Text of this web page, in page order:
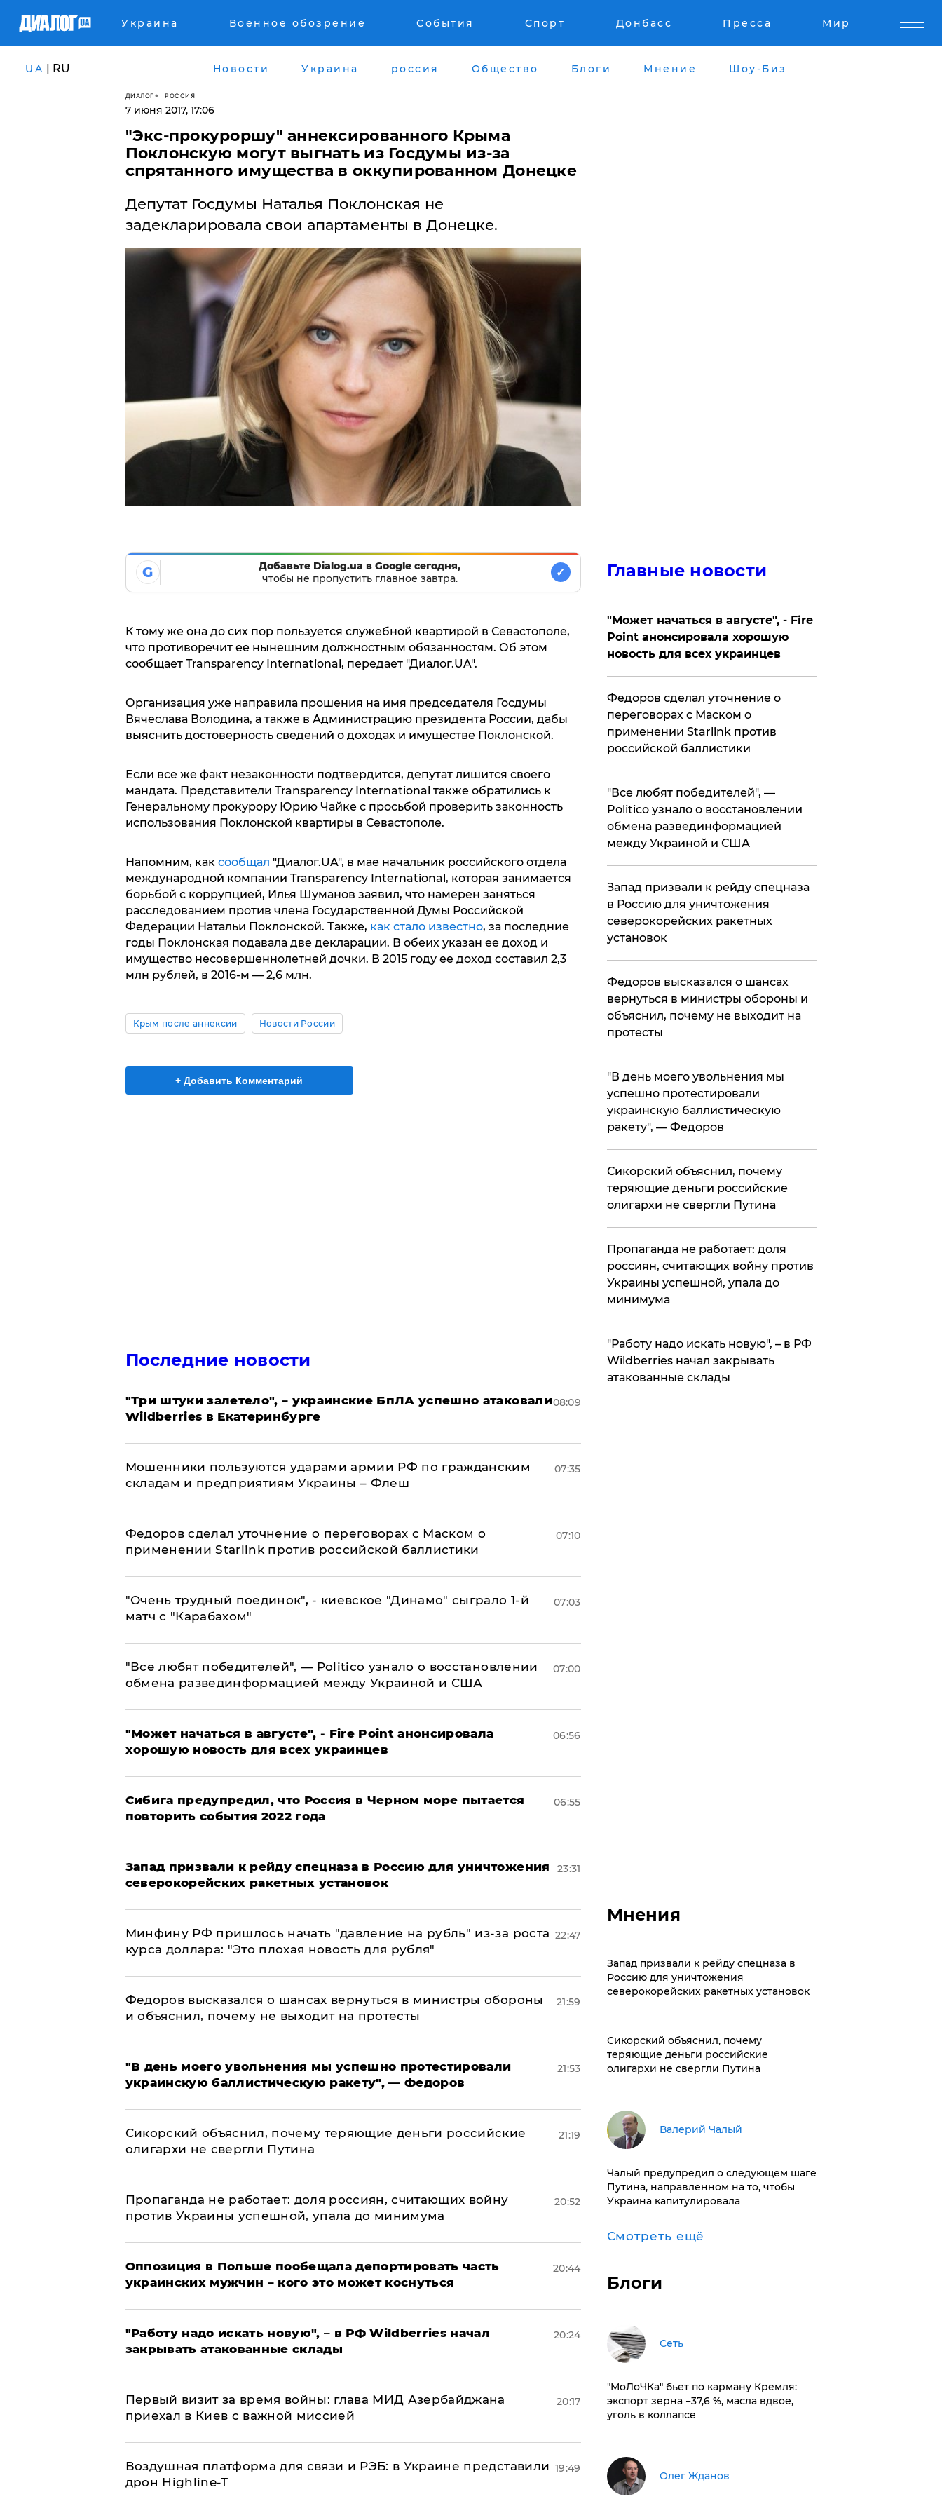
Украина Военное обозрение События Спорт Донбасс Пресса Мир
UA | RU Новости Украина россия Общество Блоги Мнение Шоу-Биз
ДИАЛОГ РОССИЯ
7 июня 2017, 17:06
"Экс-прокуроршу" аннексированного Крыма
Поклонскую могут выгнать из Госдумы из-за
спрятанного имущества в оккупированном Донецке
Депутат Госдумы Наталья Поклонская не
задекларировала свои апартаменты в Донецке.
G
Добавьте Dialog.ua в Google сегодня,
чтобы не пропустить главное завтра.
✓
К тому же она до сих пор пользуется служебной квартирой в Севастополе,
что противоречит ее нынешним должностным обязанностям. Об этом
сообщает Transparency International, передает "Диалог.UA".
Организация уже направила прошения на имя председателя Госдумы
Вячеслава Володина, а также в Администрацию президента России, дабы
выяснить достоверность сведений о доходах и имуществе Поклонской.
Если все же факт незаконности подтвердится, депутат лишится своего
мандата. Представители Transparency International также обратились к
Генеральному прокурору Юрию Чайке с просьбой проверить законность
использования Поклонской квартиры в Севастополе.
Напомним, как сообщал "Диалог.UA", в мае начальник российского отдела
международной компании Transparency International, которая занимается
борьбой с коррупцией, Илья Шуманов заявил, что намерен заняться
расследованием против члена Государственной Думы Российской
Федерации Натальи Поклонской. Также, как стало известно, за последние
годы Поклонская подавала две декларации. В обеих указан ее доход и
имущество несовершеннолетней дочки. В 2015 году ее доход составил 2,3
млн рублей, в 2016-м — 2,6 млн.
Крым после аннексии Новости России
+ Добавить Комментарий
Последние новости
"Три штуки залетело", – украинские БпЛА успешно атаковали
Wildberries в Екатеринбурге
08:09
Мошенники пользуются ударами армии РФ по гражданским
складам и предприятиям Украины – Флеш
07:35
Федоров сделал уточнение о переговорах с Маском о
применении Starlink против российской баллистики
07:10
"Очень трудный поединок", - киевское "Динамо" сыграло 1-й
матч с "Карабахом"
07:03
​"Все любят победителей", — Politico узнало о восстановлении
обмена развединформацией между Украиной и США
07:00
"Может начаться в августе", - Fire Point анонсировала
хорошую новость для всех украинцев
06:56
Сибига предупредил, что Россия в Черном море пытается
повторить события 2022 года
06:55
Запад призвали к рейду спецназа в Россию для уничтожения
северокорейских ракетных установок
23:31
Минфину РФ пришлось начать "давление на рубль" из-за роста
курса доллара: "Это плохая новость для рубля"
22:47
Федоров высказался о шансах вернуться в министры обороны
и объяснил, почему не выходит на протесты
21:59
​"В день моего увольнения мы успешно протестировали
украинскую баллистическую ракету", — Федоров
21:53
Сикорский объяснил, почему теряющие деньги российские
олигархи не свергли Путина
21:19
​Пропаганда не работает: доля россиян, считающих войну
против Украины успешной, упала до минимума
20:52
Оппозиция в Польше пообещала депортировать часть
украинских мужчин – кого это может коснуться
20:44
"Работу надо искать новую", – в РФ Wildberries начал
закрывать атакованные склады
20:24
Первый визит за время войны: глава МИД Азербайджана
приехал в Киев с важной миссией
20:17
Воздушная платформа для связи и РЭБ: в Украине представили
дрон Highline-T
19:49
Главные новости
"Может начаться в августе", - Fire
Point анонсировала хорошую
новость для всех украинцев
Федоров сделал уточнение о
переговорах с Маском о
применении Starlink против
российской баллистики
​"Все любят победителей", —
Politico узнало о восстановлении
обмена развединформацией
между Украиной и США
Запад призвали к рейду спецназа
в Россию для уничтожения
северокорейских ракетных
установок
Федоров высказался о шансах
вернуться в министры обороны и
объяснил, почему не выходит на
протесты
​"В день моего увольнения мы
успешно протестировали
украинскую баллистическую
ракету", — Федоров
Сикорский объяснил, почему
теряющие деньги российские
олигархи не свергли Путина
​Пропаганда не работает: доля
россиян, считающих войну против
Украины успешной, упала до
минимума
"Работу надо искать новую", – в РФ
Wildberries начал закрывать
атакованные склады
Мнения
Запад призвали к рейду спецназа в
Россию для уничтожения
северокорейских ракетных установок
Сикорский объяснил, почему
теряющие деньги российские
олигархи не свергли Путина
Валерий Чалый
Чалый предупредил о следующем шаге
Путина, направленном на то, чтобы
Украина капитулировала
Смотреть ещё
Блоги
Сеть
​"МоЛоЧКа" бьет по карману Кремля:
экспорт зерна −37,6 %, масла вдвое,
уголь в коллапсе
Олег Жданов